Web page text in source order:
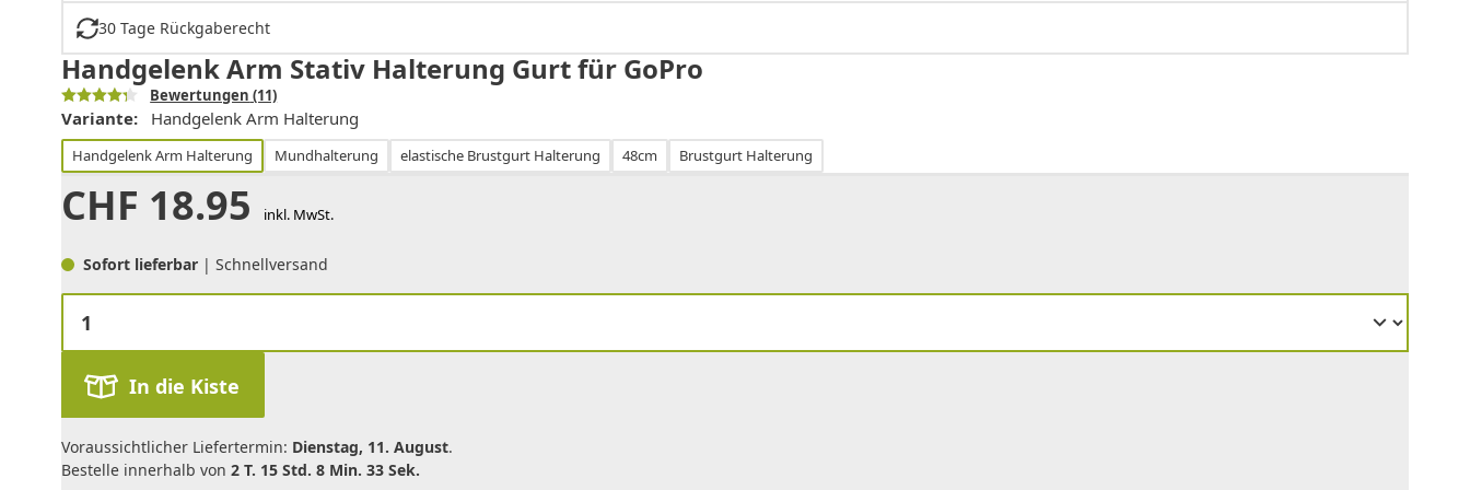
30 Tage Rückgaberecht
Handgelenk Arm Stativ Halterung Gurt für GoPro
Bewertungen (11)
Variante: Handgelenk Arm Halterung
Handgelenk Arm Halterung Mundhalterung elastische Brustgurt Halterung 48cm Brustgurt Halterung
CHF 18.95 inkl. MwSt.
Sofort lieferbar | Schnellversand
In die Kiste
Voraussichtlicher Liefertermin: Dienstag, 11. August.
Bestelle innerhalb von 2 T. 15 Std. 8 Min. 33 Sek.